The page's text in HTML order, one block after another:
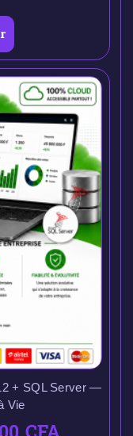
+ SQL Server —
Vie